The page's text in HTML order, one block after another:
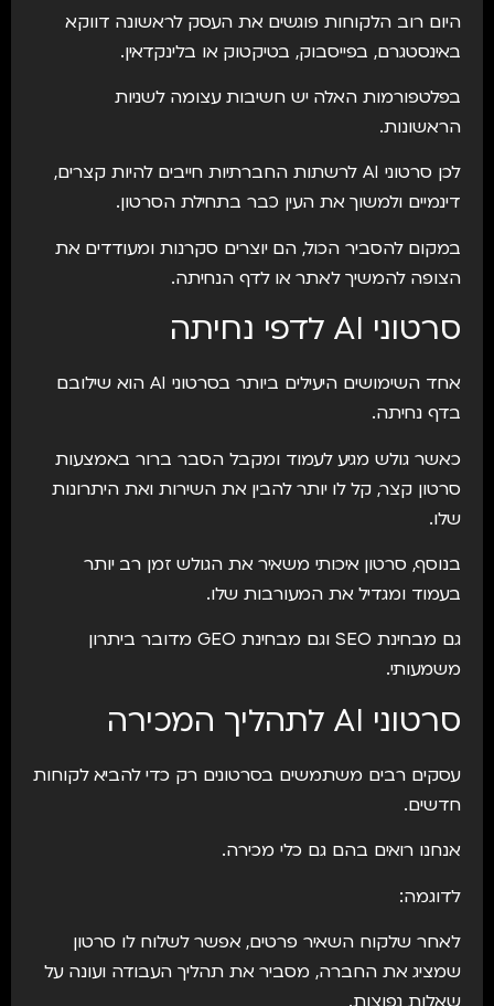
היום רוב הלקוחות פוגשים את העסק לראשונה דווקא
באינסטגרם, בפייסבוק, בטיקטוק או בלינקדאין.
בפלטפורמות האלה יש חשיבות עצומה לשניות
הראשונות.
לכן סרטוני AI לרשתות החברתיות חייבים להיות קצרים,
דינמיים ולמשוך את העין כבר בתחילת הסרטון.
במקום להסביר הכול, הם יוצרים סקרנות ומעודדים את
הצופה להמשיך לאתר או לדף הנחיתה.
סרטוני AI לדפי נחיתה
אחד השימושים היעילים ביותר בסרטוני AI הוא שילובם
בדף נחיתה.
כאשר גולש מגיע לעמוד ומקבל הסבר ברור באמצעות
סרטון קצר, קל לו יותר להבין את השירות ואת היתרונות
שלו.
בנוסף, סרטון איכותי משאיר את הגולש זמן רב יותר
בעמוד ומגדיל את המעורבות שלו.
גם מבחינת SEO וגם מבחינת GEO מדובר ביתרון
משמעותי.
סרטוני AI לתהליך המכירה
עסקים רבים משתמשים בסרטונים רק כדי להביא לקוחות
חדשים.
אנחנו רואים בהם גם כלי מכירה.
לדוגמה:
לאחר שלקוח השאיר פרטים, אפשר לשלוח לו סרטון
שמציג את החברה, מסביר את תהליך העבודה ועונה על